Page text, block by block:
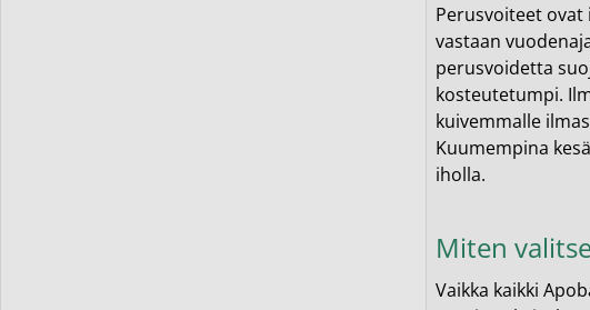
Yövoiteet
Mikroneulaus ja
End of the
Perusvoiteet
vastaan
perusvoidetta
kosteutetumpi.
kuivemmalle
Kuumempina
iholla.
Miten
Vaikka kaikki